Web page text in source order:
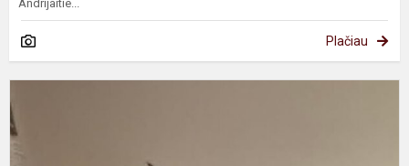
Andrijaitie...
Plačiau